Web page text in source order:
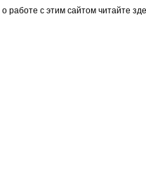
о работе с этим сайтом читайте